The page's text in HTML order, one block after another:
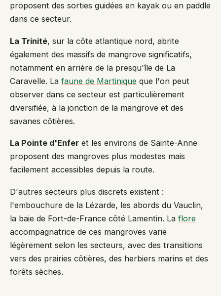
proposent des sorties guidées en kayak ou en paddle
dans ce secteur.
La Trinité, sur la côte atlantique nord, abrite
également des massifs de mangrove significatifs,
notamment en arrière de la presqu'île de La
Caravelle. La faune de Martinique que l'on peut
observer dans ce secteur est particulièrement
diversifiée, à la jonction de la mangrove et des
savanes côtières.
La Pointe d'Enfer et les environs de Sainte-Anne
proposent des mangroves plus modestes mais
facilement accessibles depuis la route.
D'autres secteurs plus discrets existent :
l'embouchure de la Lézarde, les abords du Vauclin,
la baie de Fort-de-France côté Lamentin. La flore
accompagnatrice de ces mangroves varie
légèrement selon les secteurs, avec des transitions
vers des prairies côtières, des herbiers marins et des
forêts sèches.